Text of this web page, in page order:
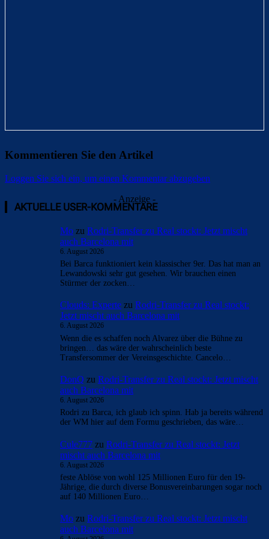
Kommentieren Sie den Artikel
Loggen Sie sich ein, um einen Kommentar abzugeben
- Anzeige -
AKTUELLE USER-KOMMENTARE
Mozu Rodri-Transfer zu Real stockt: Jetzt mischt
auch Barcelona mit
Bei Barca funktioniert kein klassischer 9er. Das hat man an
Lewandowski sehr gut gesehen. Wir brauchen einen